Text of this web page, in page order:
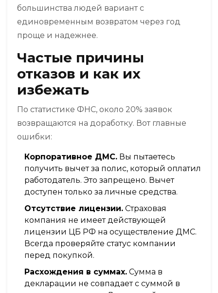
большинства людей вариант с
единовременным возвратом через год
проще и надежнее.
Частые причины
отказов и как их
избежать
По статистике ФНС, около 20% заявок
возвращаются на доработку. Вот главные
ошибки:
Корпоративное ДМС. Вы пытаетесь
получить вычет за полис, который оплатил
работодатель. Это запрещено. Вычет
доступен только за личные средства.
Отсутствие лицензии. Страховая
компания не имеет действующей
лицензии ЦБ РФ на осуществление ДМС.
Всегда проверяйте статус компании
перед покупкой.
Расхождения в суммах. Сумма в
декларации не совпадает с суммой в